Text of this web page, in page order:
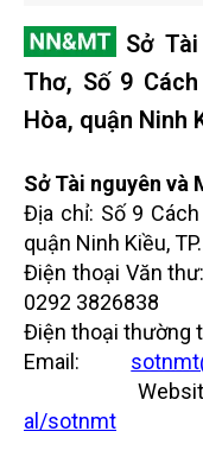
Sở
Thơ, Số 9
Hòa, quận Ninh
Sở Tài nguyên và
Địa chỉ: Số 9
quận Ninh Kiều,
Điện thoại
0292 3826838
Điện thoại thường
Email:
al/sotnmt